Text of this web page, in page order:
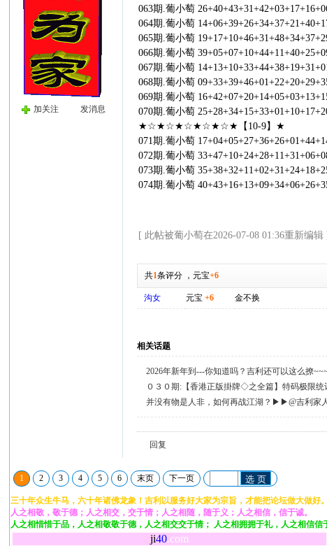
加关注 发消息
063期.葡小萄
064期.葡小萄
065期.葡小萄
066期.葡小萄
067期.葡小萄
068期.葡小萄
069期.葡小萄
070期.葡小萄
★☆★☆★☆★☆★☆★【10-9】★
071期.葡小萄
072期.葡小萄
073期.葡小萄
074期.葡小萄
[ 此帖被葡小萄在2026-07-08 01:36重新编辑
共1条评分 ，元宝+6
沟女 元宝+6 金不换
相关话题
2026年新年到---你知道吗？吉利还可以这么撩
０３０期:【香港正版掛牌◇之全篇】特码极限
并没有物是人非，如何再战江湖？▶▶@吉利家
回复
1 2 3 4 5 6 末页 下一页 选 页
三十年众生牛马，六十年诸佛龙象！吉利以服务好大家为宗旨，才能把论坛做大做好。
人之相敬，敬于德；人之相交，交于情；人之相随，随于义；人之相信，信于诚。
人之相惜惜于品，人之相敬敬于德，人之相交交于情； 人之相拥拥于礼，人之相信信
ji40.com